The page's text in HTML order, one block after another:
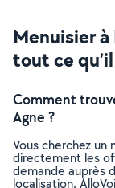
Menuisier
tout ce
Comment
Agne ?
Vous cherchez un
directement les
demande auprès
localisation.